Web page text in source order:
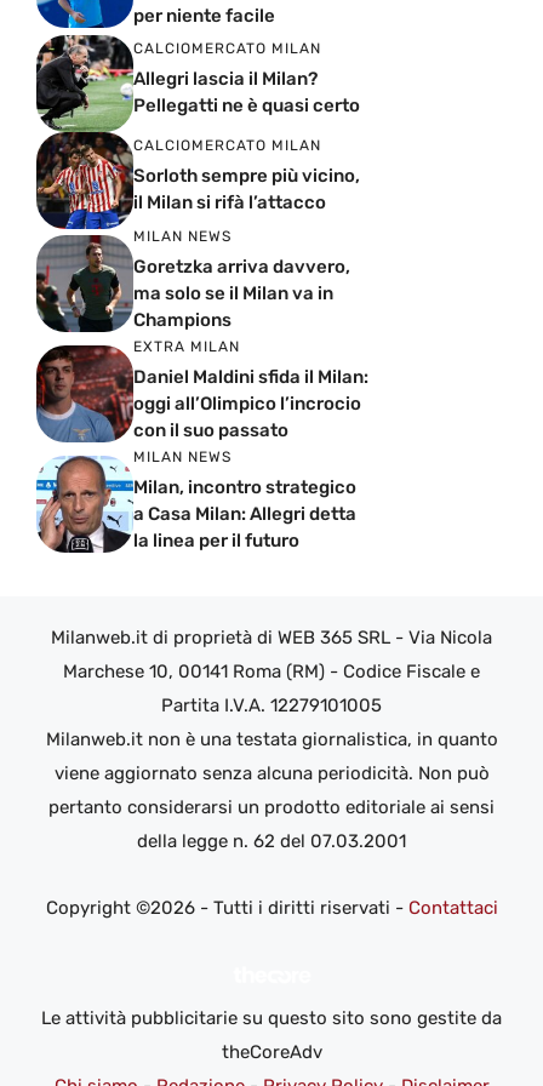
per niente facile
CALCIOMERCATO MILAN
Allegri lascia il Milan?
Pellegatti ne è quasi certo
CALCIOMERCATO MILAN
Sorloth sempre più vicino,
il Milan si rifà l’attacco
MILAN NEWS
Goretzka arriva davvero,
ma solo se il Milan va in
Champions
EXTRA MILAN
Daniel Maldini sfida il Milan:
oggi all’Olimpico l’incrocio
con il suo passato
MILAN NEWS
Milan, incontro strategico
a Casa Milan: Allegri detta
la linea per il futuro
Milanweb.it di proprietà di WEB 365 SRL - Via Nicola
Marchese 10, 00141 Roma (RM) - Codice Fiscale e
Partita I.V.A. 12279101005
Milanweb.it non è una testata giornalistica, in quanto
viene aggiornato senza alcuna periodicità. Non può
pertanto considerarsi un prodotto editoriale ai sensi
della legge n. 62 del 07.03.2001
Copyright ©2026 - Tutti i diritti riservati - Contattaci
Le attività pubblicitarie su questo sito sono gestite da
theCoreAdv